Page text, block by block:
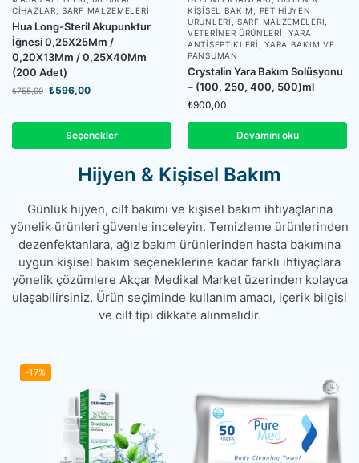
CIHAZLAR ,SARF MALZEMELERI
Hua Long-Steril Akupunktur
İğnesi 0,25X25Mm /
0,20X13Mm / 0,25X40Mm
(200 Adet)
₺755,00 ₺596,00
Seçenekler
KIŞISEL BAKIM
PET HIJYEN
ÜRÜNLERI
,SARF MALZEMELERI
VETERINER ÜRÜNLERI
,YARA
ANTISEPTIKLERI
,YARA BAKIM VE
PANSUMAN
Crystalin Yara Bakım Solüsyonu
– (100, 250, 400, 500)ml
₺900,00
Devamını oku
Hijyen & Kişisel Bakım
Günlük hijyen, cilt bakımı ve kişisel bakım ihtiyaçlarına
yönelik ürünleri güvenle inceleyin. Temizleme ürünlerinden
dezenfektanlara, ağız bakım ürünlerinden hasta bakımına
uygun kişisel bakım seçeneklerine kadar farklı ihtiyaçlara
yönelik çözümlere Akçar Medikal Market üzerinden kolayca
ulaşabilirsiniz. Ürün seçiminde kullanım amacı, içerik bilgisi
ve cilt tipi dikkate alınmalıdır.
-17%